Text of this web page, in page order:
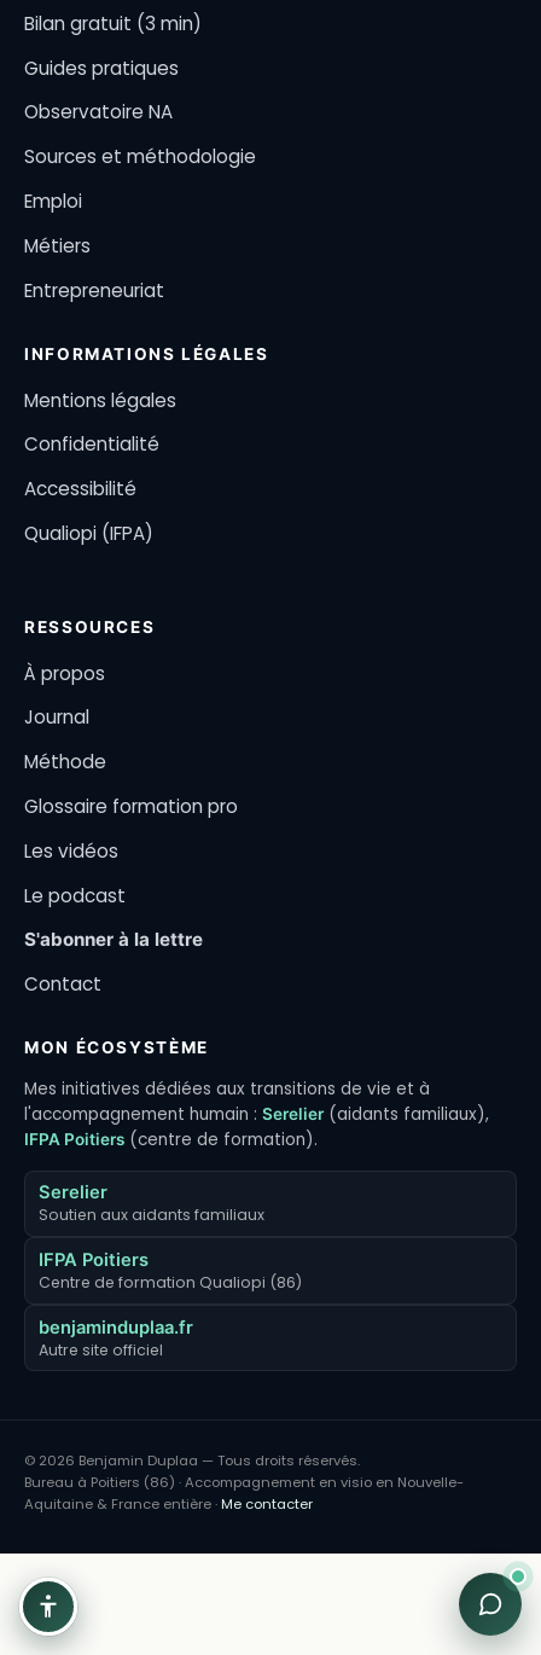
Bilan gratuit (3 min)
Guides pratiques
Observatoire NA
Sources et méthodologie
Emploi
Métiers
Entrepreneuriat
INFORMATIONS LÉGALES
Mentions légales
Confidentialité
Accessibilité
Qualiopi (IFPA)
RESSOURCES
À propos
Journal
Méthode
Glossaire formation pro
Les vidéos
Le podcast
S'abonner à la lettre
Contact
MON ÉCOSYSTÈME
Mes initiatives dédiées aux transitions de vie et à
l'accompagnement humain : Serelier (aidants familiaux),
IFPA Poitiers (centre de formation).
Serelier
Soutien aux aidants familiaux
IFPA Poitiers
Centre de formation Qualiopi (86)
benjaminduplaa.fr
Autre site officiel
© 2026 Benjamin Duplaa — Tous droits réservés.
Bureau à Poitiers (86) · Accompagnement en visio en Nouvelle-
Aquitaine & France entière ·Me contacter